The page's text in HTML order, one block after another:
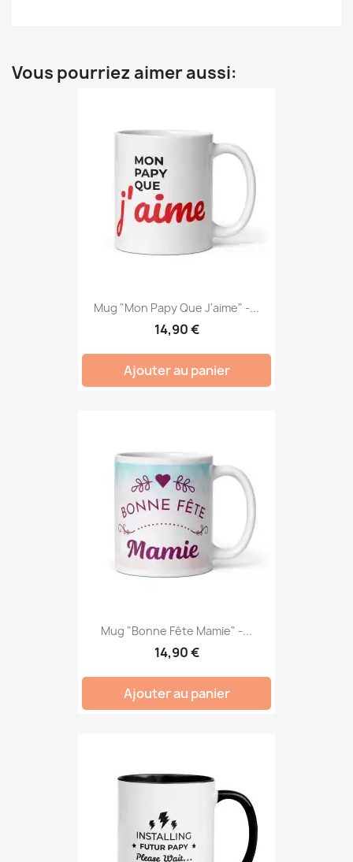
Vous pourriez aimer aussi:
Mug "Mon Papy Que J'aime" -...
14,90 €
Ajouter au panier
Mug "Bonne Fête Mamie" -...
14,90 €
Ajouter au panier